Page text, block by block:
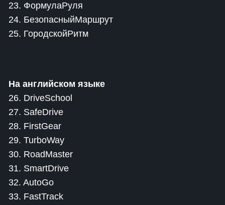
23. ФормулаРуля
24. БезопасныйМаршрут
25. ГородскойРитм
На английском языке
26. DriveSchool
27. SafeDrive
28. FirstGear
29. TurboWay
30. RoadMaster
31. SmartDrive
32. AutoGo
33. FastTrack